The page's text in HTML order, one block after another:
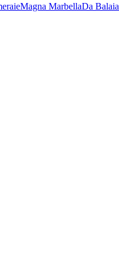
Magna MarbellaDa Balaia